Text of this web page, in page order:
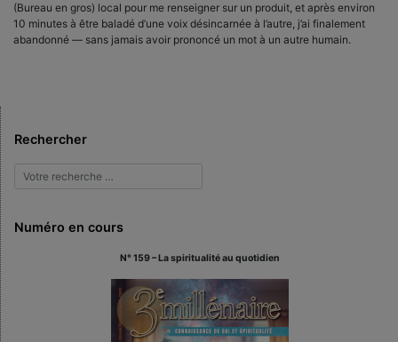
(Bureau en gros) local pour me renseigner sur un produit, et après environ
10 minutes à être baladé d’une voix désincarnée à l’autre, j’ai finalement
abandonné — sans jamais avoir prononcé un mot à un autre humain.
Rechercher
Numéro en cours
N° 159 – La spiritualité au quotidien